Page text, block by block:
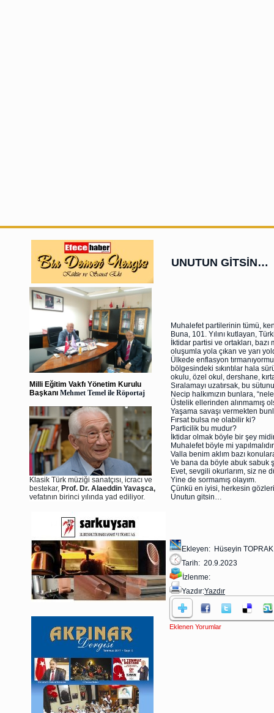
Milli Eğitim Vakfı Yönetim Kurulu
Başkanı Mehmet Temel ile Röportaj
Klasik Türk müziği sanatçısı, icracı ve
bestekar, Prof. Dr. Alaeddin Yavaşca,
vefatının birinci yılında yad ediliyor.
UNUTUN GİTSİN…
Muhalefet partilerinin tümü,
Buna, 101. Yılını kutlayan,
İktidar partisi ve ortakları,
oluşumla yola çıkan ve yarı
Ülkede enflasyon
bölgesindeki sıkıntılar hala
okulu, özel okul, dershane,
Sıralamayı uzatırsak, bu
Necip halkımızın bunlara,
Üstelik ellerinden alınmamış
Yaşama savaşı vermekten
Fırsat bulsa ne olabilir ki?
Particilik bu mudur?
İktidar olmak böyle bir şey
Muhalefet böyle mi
Valla benim aklım bazı
Ve bana da böyle abuk sabuk
Evet, sevgili okurlarım, siz ne
Yine de sormamış olayım.
Çünkü en iyisi, herkesin
Unutun gitsin…
Ekleyen: Hüseyin TOPRAK
Tarih: 20.9.2023
İzlenme:
Yazdır:Yazdır
Eklenen Yorumlar